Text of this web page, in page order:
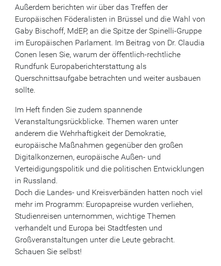
Außerdem berichten wir über das Treffen der
Europäischen Föderalisten in Brüssel und die Wahl von
Gaby Bischoff, MdEP, an die Spitze der Spinelli-Gruppe
im Europäischen Parlament. Im Beitrag von Dr. Claudia
Conen lesen Sie, warum der öffentlich-rechtliche
Rundfunk Europaberichterstattung als
Querschnittsaufgabe betrachten und weiter ausbauen
sollte.
Im Heft finden Sie zudem spannende
Veranstaltungsrückblicke. Themen waren unter
anderem die Wehrhaftigkeit der Demokratie,
europäische Maßnahmen gegenüber den großen
Digitalkonzernen, europäische Außen- und
Verteidigungspolitik und die politischen Entwicklungen
in Russland.
Doch die Landes- und Kreisverbänden hatten noch viel
mehr im Programm: Europapreise wurden verliehen,
Studienreisen unternommen, wichtige Themen
verhandelt und Europa bei Stadtfesten und
Großveranstaltungen unter die Leute gebracht.
Schauen Sie selbst!